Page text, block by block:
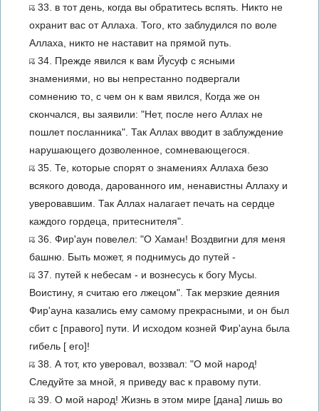
33. в тот день, когда вы обратитесь вспять. Никто не
охранит вас от Аллаха. Того, кто заблудился по воле
Аллаха, никто не наставит на прямой путь.
34. Прежде явился к вам Йусуф с ясными
знамениями, но вы непрестанно подвергали
сомнению то, с чем он к вам явился, Когда же он
скончался, вы заявили: "Нет, после него Аллах не
пошлет посланника". Так Аллах вводит в заблуждение
нарушающего дозволенное, сомневающегося.
35. Те, которые спорят о знамениях Аллаха безо
всякого довода, дарованного им, ненавистны Аллаху и
уверовавшим. Так Аллах налагает печать на сердце
каждого гордеца, притеснителя".
36. Фир'аун повелел: "О Хаман! Воздвигни для меня
башню. Быть может, я поднимусь до путей -
37. путей к небесам - и вознесусь к богу Мусы.
Воистину, я считаю его лжецом". Так мерзкие деяния
Фир'ауна казались ему самому прекрасными, и он был
сбит с [правого] пути. И исходом козней Фир'ауна была
гибель [ его]!
38. А тот, кто уверовал, воззвал: "О мой народ!
Следуйте за мной, я приведу вас к правому пути.
39. О мой народ! Жизнь в этом мире [дана] лишь во